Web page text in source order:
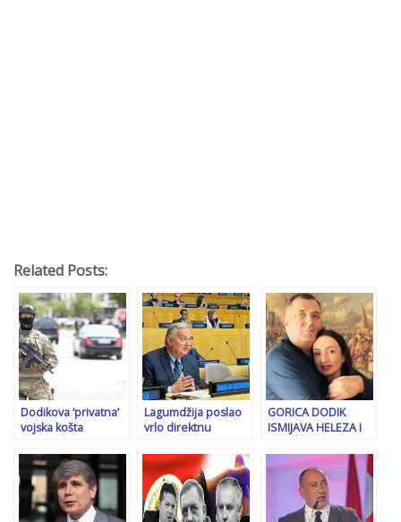
Related Posts:
Dodikova ‘privatna’
vojska košta
desetine hiljada KM:
Specijalci su
posebno plaćeni da
čuvaju šefa
Lagumdžija poslao
vrlo direktnu
rade Čović i Dodik’
GORICA DODIK
ISMIJAVA HELEZA I
“Federacijo,
ponosna li si?!”